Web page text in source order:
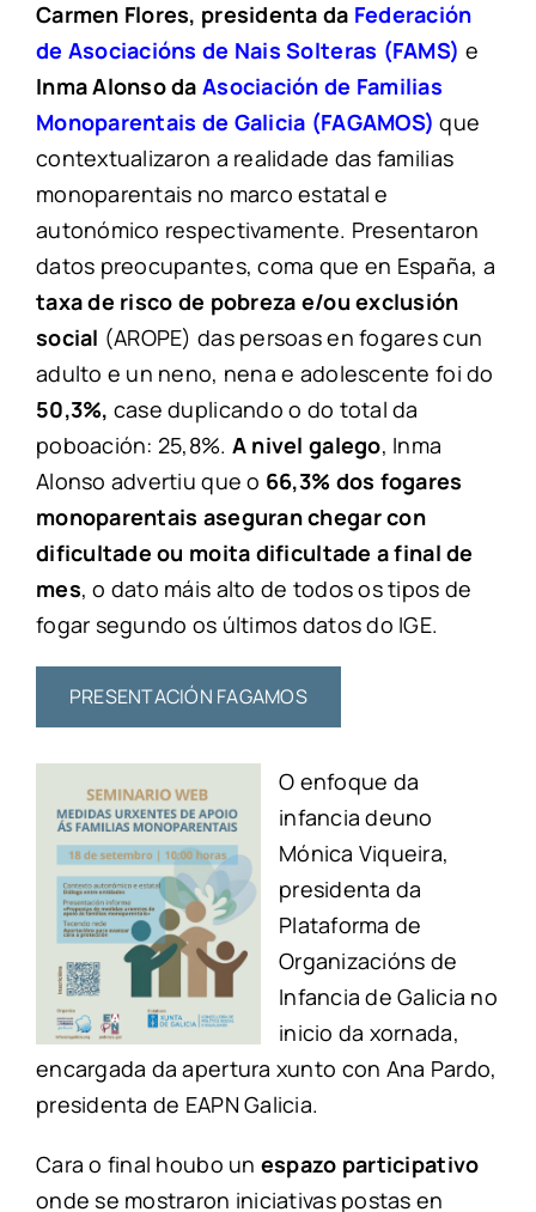
Carmen Flores, presidenta da Federación
de Asociacións de Nais Solteras (FAMS) e
Inma Alonso daAsociación de Familias
Monoparentais de Galicia (FAGAMOS) que
contextualizaron a realidade das familias
monoparentais no marco estatal e
autonómico respectivamente. Presentaron
datos preocupantes, coma que en España, a
taxa de risco de pobreza e/ou exclusión
social (AROPE) das persoas en fogares cun
adulto e un neno, nena e adolescente foi do
50,3%, case duplicando o do total da
poboación: 25,8%. A nivel galego, Inma
Alonso advertiu que o 66,3% dos fogares
monoparentais aseguran chegar con
dificultade ou moita dificultade a final de
mes, o dato máis alto de todos os tipos de
fogar segundo os últimos datos do IGE.
PRESENTACIÓN FAGAMOS
O enfoque da
infancia deuno
Mónica Viqueira,
presidenta da
Plataforma de
Organizacións de
Infancia de Galicia no
inicio da xornada,
encargada da apertura xunto con Ana Pardo,
presidenta de EAPN Galicia.
Cara o final houbo un espazo participativo
onde se mostraron iniciativas postas en